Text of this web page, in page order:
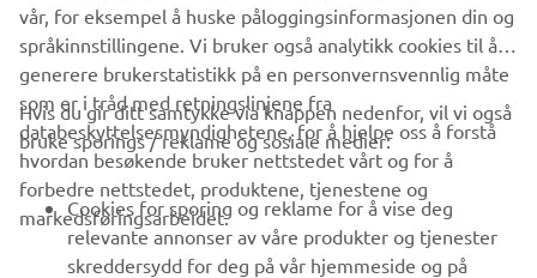
VIRKSOMHET
B2B
UTFORSK YAMAHA
vår, for eksempel å huske påloggingsinformasjonen din og
språkinnstillingene. Vi bruker også analytikk cookies til å
generere brukerstatistikk på en personvernsvennlig måte
som er i tråd med retningslinjene fra
databeskyttelsesmyndighetene, for å hjelpe oss å forstå
hvordan besøkende bruker nettstedet vårt og for å
forbedre nettstedet, produktene, tjenestene og
markedsføringsarbeidet.
Hvis du gir ditt samtykke via knappen nedenfor, vil vi også
bruke sporings / reklame og sosiale medier:
Cookies for sporing og reklame for å vise deg
relevante annonser av våre produkter og tjenester
skreddersydd for deg på vår hjemmeside og på